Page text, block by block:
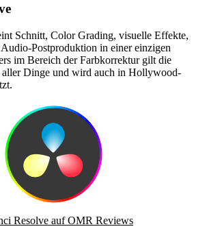
Schnitt, Color Grading, visuelle Effekte,
Postproduktion in einer einzigen
im Bereich der Farbkorrektur gilt die
aller Dinge und wird auch in Hollywood-
Resolve auf OMR Reviews